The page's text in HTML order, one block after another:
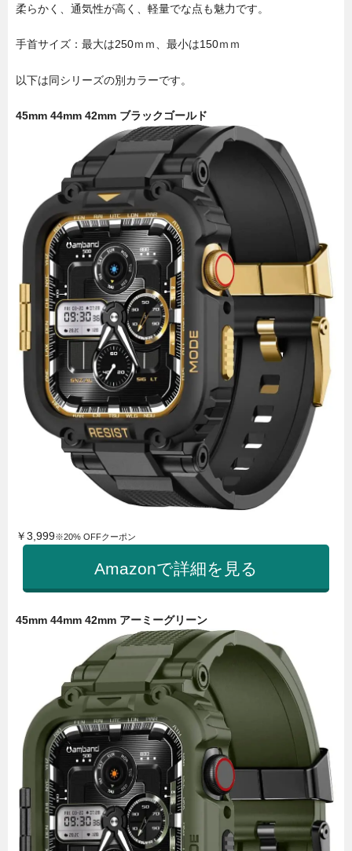
柔らかく、通気性が高く、軽量でな点も魅力です。
手首サイズ：最大は250ｍｍ、最小は150ｍｍ
以下は同シリーズの別カラーです。
45mm 44mm 42mm ブラックゴールド
￥3,999※20% OFFクーポン
Amazonで詳細を見る
45mm 44mm 42mm アーミーグリーン